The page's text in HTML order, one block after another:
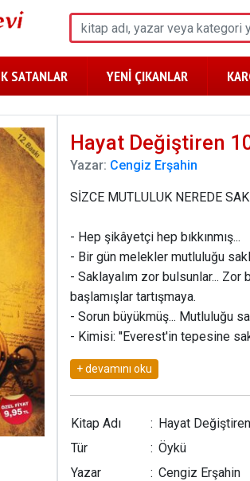
SATANLAR YENİ ÇIKANLAR
Hayat Değiştiren
Yazar: Cengiz Erşahin
SİZCE MUTLULUK NEREDE
- Hep şikâyetçi hep bıkkınmış...
- Bir gün melekler mutluluğu
- Saklayalım zor bulsunlar...
başlamışlar tartışmaya.
- Sorun büyükmüş... Mutluluğu
- Kimisi: ''Everest'in tepesine
dibine.'' Tac Mahal'in kubbesi,
doğum odası, dondurma külahı,
çok yer düşünmüşler ama
- Derken meleklerden biri
İşte o gün bugündür mutluluk
Kitap Adı : Hayat
Tür
: Öykü
Yazar
: Cengiz Erşahin